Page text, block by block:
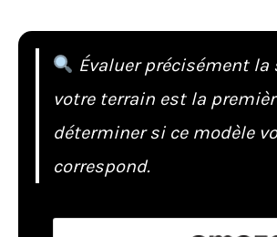
Évaluer précisément la
votre terrain est la
déterminer si ce modèle
correspond.